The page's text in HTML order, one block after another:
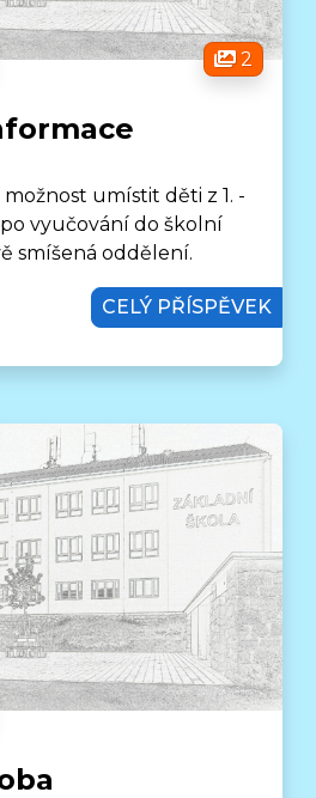
2
umístit děti z 1. -
vyučování do školní
smíšená oddělení.
CELÝ PŘÍSPĚVEK